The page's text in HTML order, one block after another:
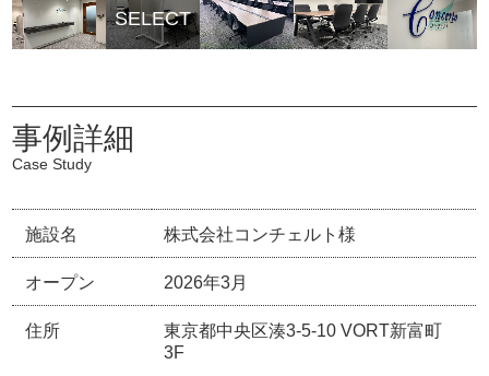
事例詳細
Case Study
施設名 株式会社コンチェルト様
オープン 2026年3月
住所
東京都中央区湊3-5-10 VORT新富町
3F